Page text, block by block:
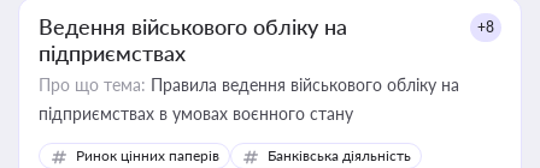
Ведення військового обліку на
підприємствах
+8
Про що тема: Правила ведення військового обліку на
підприємствах в умовах воєнного стану
Ринок цінних паперів
Банківська діяльність